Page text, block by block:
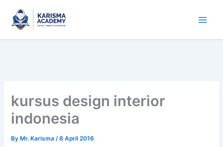
content
kursus design interior
indonesia
By Mr. Karisma/8 April 2016